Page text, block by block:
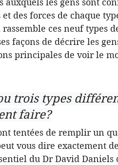
auxquels les gens sont
des forces de chaque
ces neuf types
façons de décrire les
principales de voir le
trois types
faire?
tentées de remplir un
vous dire exactement
du Dr David